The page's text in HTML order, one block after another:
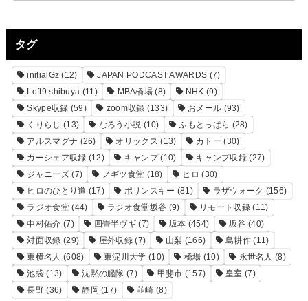
タグ
initialGz (12) JAPAN PODCAST AWARDS (7)
Loft9 shibuya (11) MBA橋場 (8) NHK (9)
Skype収録 (59) zoom収録 (133) おメール (93)
くりらじ (13) なろう小説 (10) ふもとっぱら (28)
アルスマグナ (26) オリックス (13) カトー (30)
カーシェア収録 (12) キャンプ(10) キャンプ収録(27)
ジャニーズ(7) ノギツ食堂 (18) ヒロ (30)
ヒロのひとり道 (17) ポリンスキー (81) ラザウォーク (156)
ラジオ食堂(44) ラジオ食堂坂谷 (9) リモート収録(11)
中村佑介 (7) 四畳半ヴギ (7) 坂本 (454) 坂谷 (40)
対面収録 (29) 屋外収録 (7) 山梨 (166) 島耕作(11)
東横名人 (608) 東淀川大学 (10) 橋場 (10) 永世名人 (8)
池袋 (13) 沈黙の艦隊 (7) 甲斐市 (157) 皇室 (7)
長野 (36) 静岡 (17) 韮崎 (8)